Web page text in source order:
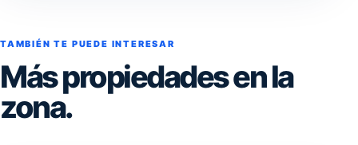
TAMBIÉN TE PUEDE INTERESAR
Más propiedades en la
zona.